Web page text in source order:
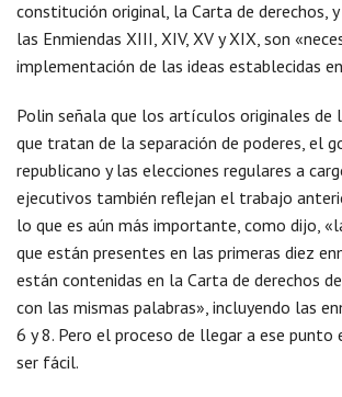
constitución original, la Carta de derechos,
las Enmiendas XIII, XIV, XV y XIX, son
implementación de las ideas establecidas
Polin señala que los artículos originales de
que tratan de la separación de poderes, el
republicano y las elecciones regulares a
ejecutivos también reflejan el trabajo
lo que es aún más importante, como dijo,
que están presentes en las primeras diez
están contenidas en la Carta de derechos
con las mismas palabras», incluyendo las
6 y 8. Pero el proceso de llegar a ese punto
ser fácil.